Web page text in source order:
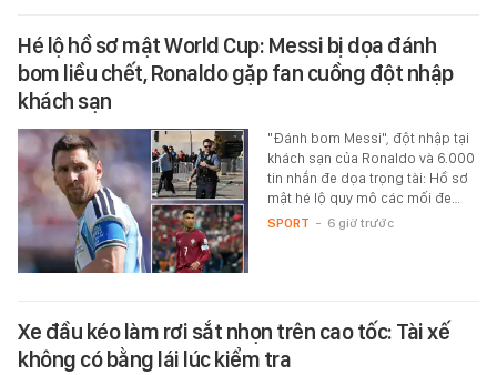
Hé lộ hồ sơ mật World Cup: Messi bị dọa đánh
bom liều chết, Ronaldo gặp fan cuồng đột nhập
khách sạn
"Đánh bom Messi", đột nhập tại
khách sạn của Ronaldo và 6.000
tin nhắn đe dọa trọng tài: Hồ sơ
mật hé lộ quy mô các mối đe…
SPORT - 6 giờ trước
Xe đầu kéo làm rơi sắt nhọn trên cao tốc: Tài xế
không có bằng lái lúc kiểm tra